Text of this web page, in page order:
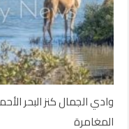
وادي الجمال كنز البحر
المغامرة